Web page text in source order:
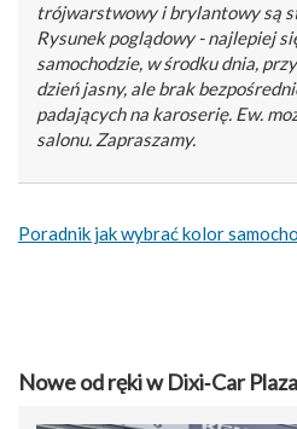
trójwarstwowy i brylantowy są
Rysunek poglądowy - najlepiej
samochodzie, w środku dnia,
dzień jasny, ale brak
padających na karoserię. Ew.
salonu. Zapraszamy.
Poradnik jak wybrać kolor
Nowe od ręki w Dixi‑Car Plaza